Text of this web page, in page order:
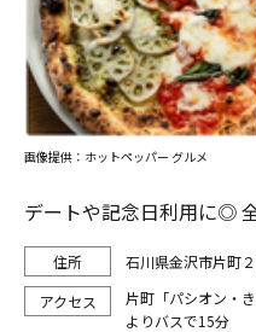
デートや記念日利用に◎
石川県金沢市片町
片町「パシオン・
よりバスで15分
画像提供：ホットペッパー グルメ